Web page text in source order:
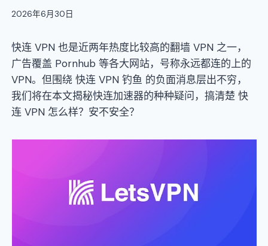
2026年6月30日
快连 VPN 也是近两年热度比较高的翻墙 VPN 之一，
广告覆盖 Pornhub 等各大网站，号称永远都连的上的
VPN。但围绕 快连 VPN 钓鱼 的负面消息层出不穷，
我们将在本文揭秘快连加速器的种种疑问，搞清楚 快
连 VPN 怎么样？安不安全？